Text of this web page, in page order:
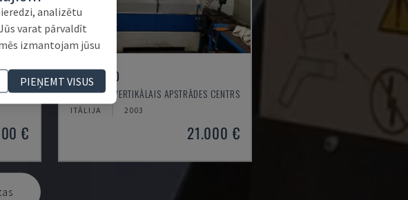
€
MYNX 550
DAEWOO - VERTIKĀLAIS APSTRĀDES CENTRS
ITĀLIJA 2003
21.000 €
analizētu
varat pārvaldīt
izmantojam jūsu
PIEŅEMT VISUS